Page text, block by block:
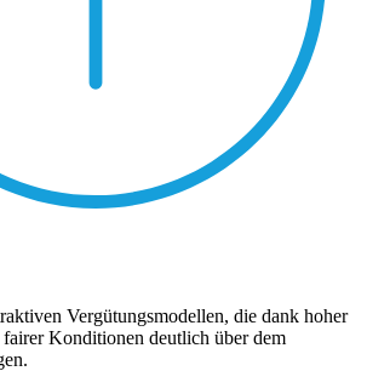
Vergütungsmodellen, die dank hoher
Konditionen deutlich über dem